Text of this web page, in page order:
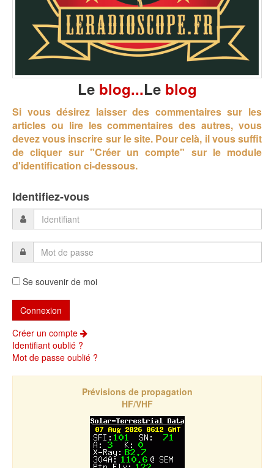
Le blog...Le blog
Si vous désirez laisser des commentaires sur les
articles ou lire les commentaires des autres, vous
devez vous inscrire sur le site. Pour celà, il vous suffit
de cliquer sur "Créer un compte" sur le module
d'identification ci-dessous.
Identifiez-vous
Se souvenir de moi
Créer un compte
Identifiant oublié ?
Mot de passe oublié ?
Prévisions de propagation
HF/VHF